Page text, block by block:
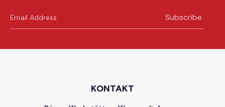
Subscribe
KONTAKT